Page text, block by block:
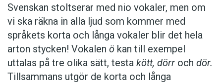
Svenskan stoltserar med nio vokaler, men om
vi ska räkna in alla ljud som kommer med
språkets korta och långa vokaler blir det hela
arton stycken! Vokalen ö kan till exempel
uttalas på tre olika sätt, testa kött, dörr och dör.
Tillsammans utgör de korta och långa